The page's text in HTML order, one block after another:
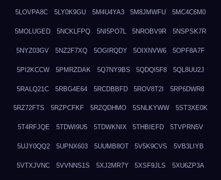
5LOVPA8C 5LY0K9GU 5M4U4YA3 5M8JMWFU 5MC4C6M0
5MOLUGED 5NCKLFPQ 5NI5PO7L 5NROBV9R 5NSPSK7R
5NYZ03GV 5NZ2F7XQ 5OGIRQDY 5OIXNVW6 5OPF8A7F
5PI2KCCW 5PMRZDAK 5Q7NY9BS 5QDQI5F8 5QL8UU2J
5RALQ21C 5RBG4E64 5RCDBBFD 5ROV8T2I 5RP6DWR8
5RZ72FTS 5RZPCFKF 5RZQDHMO 5SNLKYWW 5ST3XE0K
5T4RFJQE 5TDWI9U5 5TDWKNIX 5THBIEFD 5TVPRN5V
5UJY0QQ2 5UPNX603 5UUMB8OT 5V5K9CVS 5VB3LIYB
5VTXJVNC 5VVNNS1S 5XJ2MR7Y 5XSF9JLS 5XU6ZP3A